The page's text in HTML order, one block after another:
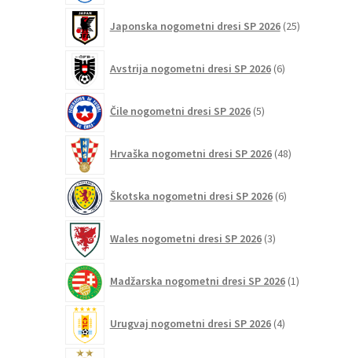
Japonska nogometni dresi SP 2026 25izdelkov
Avstrija nogometni dresi SP 2026 6izdelkov
Čile nogometni dresi SP 2026 5izdelkov
Hrvaška nogometni dresi SP 2026 48izdelkov
Škotska nogometni dresi SP 2026 6izdelkov
Wales nogometni dresi SP 2026 3izdelki
Madžarska nogometni dresi SP 2026 1izdelek
Urugvaj nogometni dresi SP 2026 4izdelki